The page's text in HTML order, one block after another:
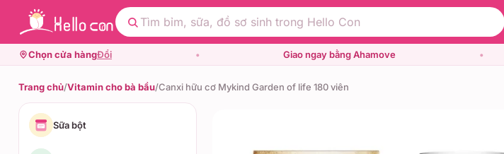
Chọn cửa hàngĐổi • Giao ngay bằng Ahamove •
Trang chủ/Vitamin cho bà bầu/Canxi hữu cơ Mykind Garden of life 180 viên
Sữa bột